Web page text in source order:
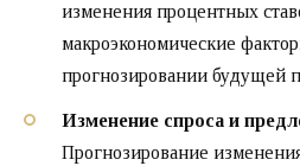
изменения процентных
макроэкономические
прогнозировании будущей
Изменение спроса и
Прогнозирование